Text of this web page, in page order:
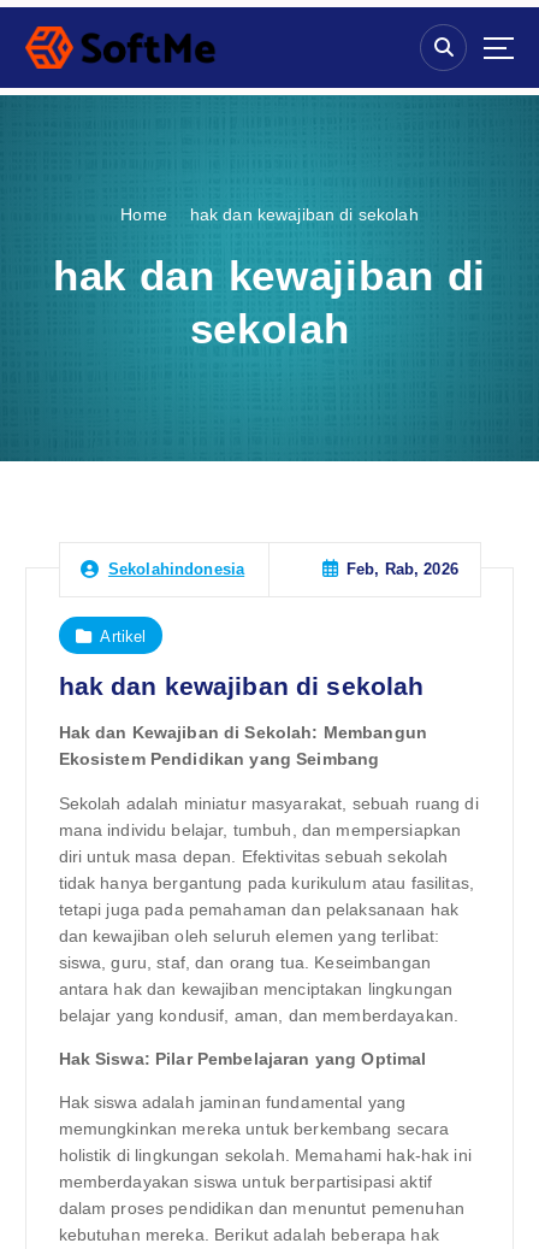
S
p
Home hak dan kewajiban di sekolah
hak dan kewajiban di
sekolah
Sekolahindonesia Feb, Rab, 2026
Artikel
hak dan kewajiban di sekolah
Hak dan Kewajiban di Sekolah: Membangun
Ekosistem Pendidikan yang Seimbang
Sekolah adalah miniatur masyarakat, sebuah ruang di
mana individu belajar, tumbuh, dan mempersiapkan
diri untuk masa depan. Efektivitas sebuah sekolah
tidak hanya bergantung pada kurikulum atau fasilitas,
tetapi juga pada pemahaman dan pelaksanaan hak
dan kewajiban oleh seluruh elemen yang terlibat:
siswa, guru, staf, dan orang tua. Keseimbangan
antara hak dan kewajiban menciptakan lingkungan
belajar yang kondusif, aman, dan memberdayakan.
Hak Siswa: Pilar Pembelajaran yang Optimal
Hak siswa adalah jaminan fundamental yang
memungkinkan mereka untuk berkembang secara
holistik di lingkungan sekolah. Memahami hak-hak ini
memberdayakan siswa untuk berpartisipasi aktif
dalam proses pendidikan dan menuntut pemenuhan
kebutuhan mereka. Berikut adalah beberapa hak